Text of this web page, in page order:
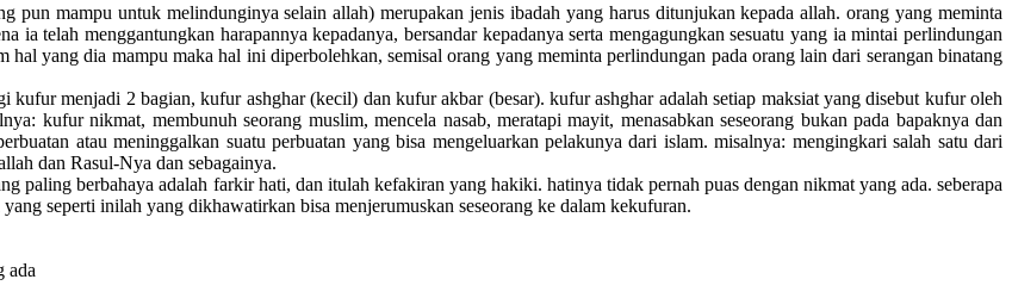
pun mampu untuk melindunginya selain allah) merupakan jenis ibadah yang harus ditunjukan kepada allah. orang yang meminta
ia telah menggantungkan harapannya kepadanya, bersandar kepadanya serta mengagungkan sesuatu yang ia mintai perlindungan
yang dia mampu maka hal ini diperbolehkan, semisal orang yang meminta perlindungan pada orang lain dari serangan binatang
kufur menjadi 2 bagian, kufur ashghar (kecil) dan kufur akbar (besar). kufur ashghar adalah setiap maksiat yang disebut kufur oleh
kufur nikmat, membunuh seorang muslim, mencela nasab, meratapi mayit, menasabkan seseorang bukan pada bapaknya dan
atau meninggalkan suatu perbuatan yang bisa mengeluarkan pelakunya dari islam. misalnya: mengingkari salah satu dari
dan Rasul-Nya dan sebagainya.
paling berbahaya adalah farkir hati, dan itulah kefakiran yang hakiki. hatinya tidak pernah puas dengan nikmat yang ada. seberapa
seperti inilah yang dikhawatirkan bisa menjerumuskan seseorang ke dalam kekufuran.
ada